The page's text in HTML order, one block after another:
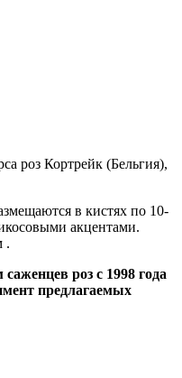
роз Кортрейк (Бельгия),
в кистях по 10-
акцентами.
.
роз с 1998 года
предлагаемых